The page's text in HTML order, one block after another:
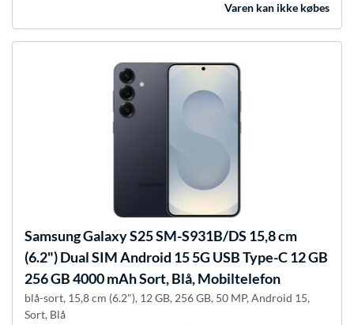
Varen kan ikke købes
SamsungGalaxy S25 SM-S931B/DS 15,8 cm
(6.2") Dual SIM Android 15 5G USB Type-C 12 GB
256 GB 4000 mAh Sort, Blå, Mobiltelefon
blå-sort, 15,8 cm (6.2"), 12 GB, 256 GB, 50 MP, Android 15,
Sort, Blå